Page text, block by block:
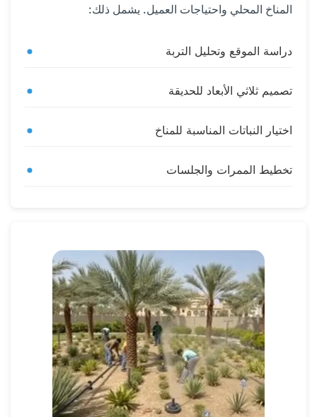
المناخ المحلي واحتياجات العميل. يشمل ذلك:
دراسة الموقع وتحليل التربة
تصميم ثلاثي الأبعاد للحديقة
اختيار النباتات المناسبة للمناخ
تخطيط الممرات والجلسات